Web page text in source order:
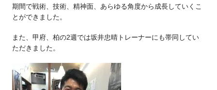
期間で戦術、技術、精神面、あらゆる角度から成長していくこ
とができました。
また、甲府、柏の2週では坂井忠晴トレーナーにも帯同してい
ただきました。